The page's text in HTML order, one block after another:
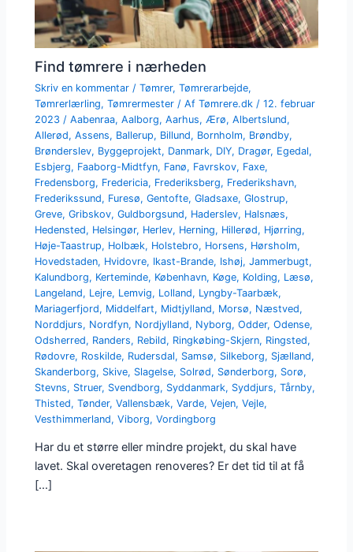
Find tømrere i nærheden
Skriv en kommentar /Tømrer,Tømrerarbejde,
Tømrerlærling,Tømrermester / AfTømrere.dk/12. februar
2023/Aabenraa,Aalborg,Aarhus,Ærø,Albertslund,
Allerød,Assens, Ballerup, Billund, Bornholm, Brøndby,
Brønderslev, Byggeprojekt, Danmark, DIY, Dragør, Egedal,
Esbjerg, Faaborg-Midtfyn, Fanø, Favrskov, Faxe,
Fredensborg, Fredericia, Frederiksberg, Frederikshavn,
Frederikssund, Furesø,Gentofte,Gladsaxe,Glostrup,
Greve,Gribskov,Guldborgsund, Haderslev, Halsnæs,
Hedensted, Helsingør, Herlev, Herning, Hillerød, Hjørring,
Høje-Taastrup, Holbæk, Holstebro, Horsens, Hørsholm,
Hovedstaden, Hvidovre, Ikast-Brande, Ishøj,Jammerbugt,
Kalundborg, Kerteminde, København, Køge, Kolding, Læsø,
Langeland, Lejre, Lemvig, Lolland, Lyngby-Taarbæk,
Mariagerfjord, Middelfart, Midtjylland, Morsø, Næstved,
Norddjurs, Nordfyn, Nordjylland, Nyborg,Odder,Odense,
Odsherred, Randers, Rebild, Ringkøbing-Skjern, Ringsted,
Rødovre, Roskilde, Rudersdal, Samsø, Silkeborg, Sjælland,
Skanderborg, Skive, Slagelse, Solrød, Sønderborg, Sorø,
Stevns, Struer, Svendborg, Syddanmark, Syddjurs,Tårnby,
Thisted,Tønder,Vallensbæk,Varde,Vejen,Vejle,
Vesthimmerland,Viborg,Vordingborg
Har du et større eller mindre projekt, du skal have
lavet. Skal overetagen renoveres? Er det tid til at få
[…]